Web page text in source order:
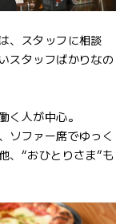
、スタッフに相談
スタッフばかりなの
く人が中心。
ソファー席でゆっく
、“おひとりさま”も